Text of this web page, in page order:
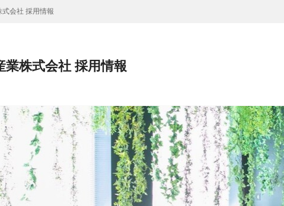
式会社 採用情報
業株式会社 採用情報